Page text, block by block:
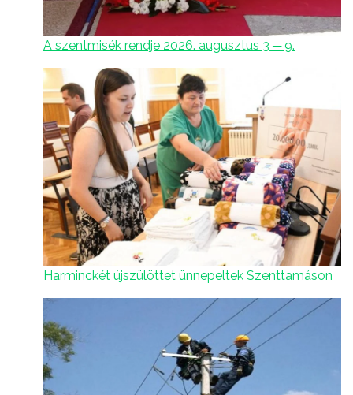
A szentmisék rendje 2026. augusztus 3 ─ 9.
Harminckét újszülöttet ünnepeltek Szenttamáson